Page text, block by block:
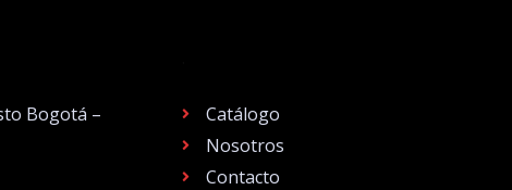
Bogotá –
Catálogo
Nosotros
Contacto